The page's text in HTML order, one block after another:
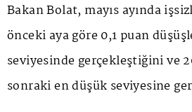
Bakan Bolat, mayıs ayında
önceki aya göre 0,1 puan
seviyesinde gerçekleştiğini ve
sonraki en düşük seviyesine